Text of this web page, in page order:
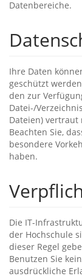
Datenbereiche.
Ihre Daten
geschützt
den zur
Datei-/
Dateien) vertraut
Beachten Sie,
besondere
haben.
Die IT-
der Hochschule
dieser Regel
Benutzen Sie
ausdrückliche